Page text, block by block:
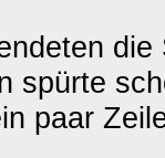
spürte
paar